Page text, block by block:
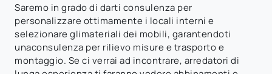
Saremo in grado di darti consulenza per
personalizzare ottimamente i locali interni e
selezionare glimateriali dei mobili, garantendoti
unaconsulenza per rilievo misure e trasporto e
montaggio. Se ci verrai ad incontrare, arredatori di